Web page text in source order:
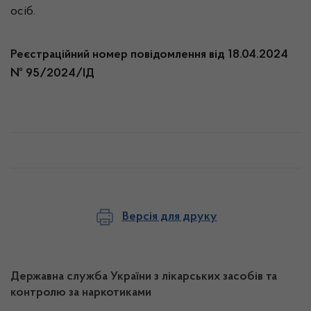
осіб.
Реєстраційний номер повідомлення від 18.04.2024
№ 95/2024/ІД
Версія для друку
Державна служба України з лікарських засобів та
контролю за наркотиками